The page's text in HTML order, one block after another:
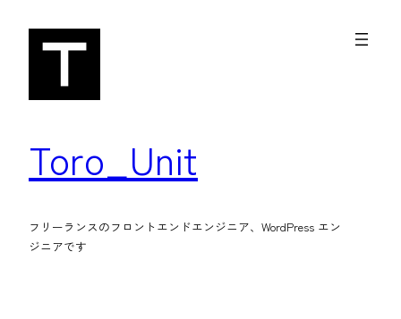
Toro_Unit
フリーランスのフロントエンドエンジニア、WordPress エン
ジニアです